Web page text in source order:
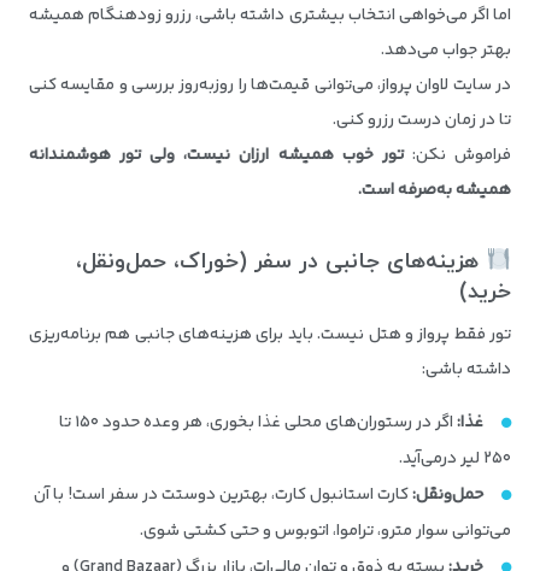
اما اگر می‌خواهی انتخاب بیشتری داشته باشی، رزرو زودهنگام همیشه
بهتر جواب می‌دهد.
در سایت لاوان پرواز، می‌توانی قیمت‌ها را روزبه‌روز بررسی و مقایسه کنی
تا در زمان درست رزرو کنی.
فراموش نکن:تور خوب همیشه ارزان نیست، ولی تور هوشمندانه
همیشه به‌صرفه است.
هزینه‌های جانبی در سفر (خوراک، حمل‌ونقل،
خرید)
تور فقط پرواز و هتل نیست. باید برای هزینه‌های جانبی هم برنامه‌ریزی
داشته باشی:
غذا:
اگر در رستوران‌های محلی غذا بخوری، هر وعده حدود ۱۵۰ تا
۲۵۰ لیر درمی‌آید.
حمل‌ونقل:کارت استانبول کارت، بهترین دوستت در سفر است! با آن
می‌توانی سوار مترو، تراموا، اتوبوس و حتی کشتی شوی.